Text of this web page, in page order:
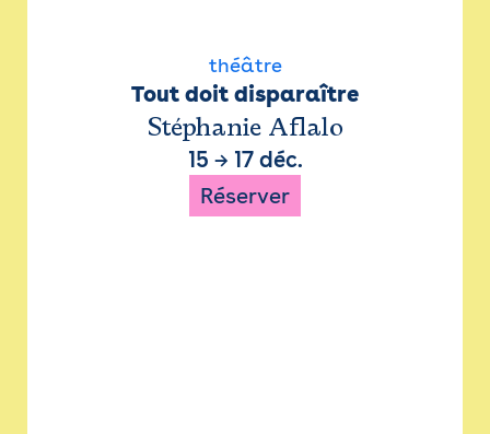
théâtre
Tout doit disparaître
Stéphanie Aflalo
15 → 17 déc.
Réserver